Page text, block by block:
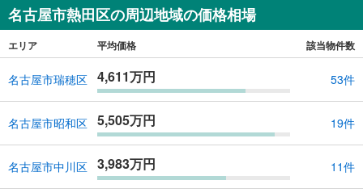
名古屋市熱田区の周辺地域の価格相場
エリア 平均価格 該当物件数
名古屋市瑞穂区 4,611万円 53件
名古屋市昭和区 5,505万円 19件
名古屋市中川区 3,983万円 11件